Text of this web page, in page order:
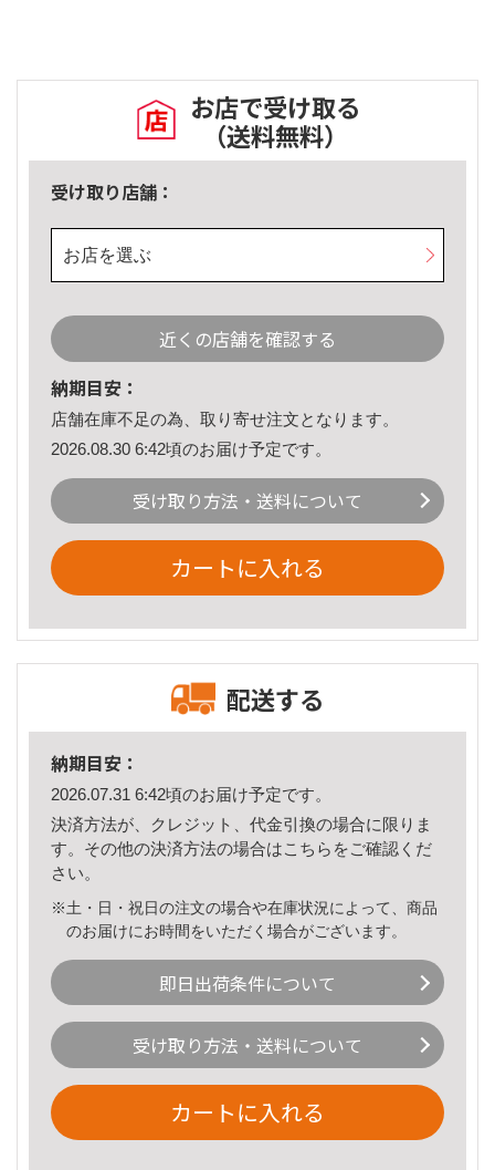
お店で受け取る
（送料無料）
受け取り店舗：
お店を選ぶ
近くの店舗を確認する
納期目安：
店舗在庫不足の為、取り寄せ注文となります。
2026.08.30 6:42頃のお届け予定です。
受け取り方法・送料について
カートに入れる
配送する
納期目安：
2026.07.31 6:42頃のお届け予定です。
決済方法が、クレジット、代金引換の場合に限りま
す。その他の決済方法の場合はこちら をご確認くだ
さい。
※土・日・祝日の注文の場合や在庫状況によって、商品
のお届けにお時間をいただく場合がございます。
即日出荷条件について
受け取り方法・送料について
カートに入れる